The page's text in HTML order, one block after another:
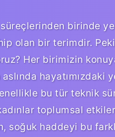
birinde
olan bir terimdir.
Her birimizin
hayatımızdaki
bu tür teknik
kadınlar toplumsal
soğuk haddeyi bu